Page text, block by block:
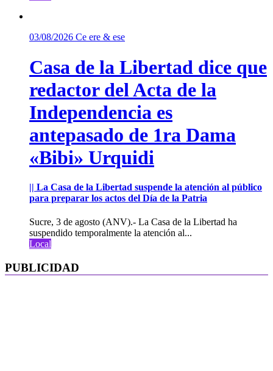
03/08/2026 Ce ere & ese
Casa de la Libertad dice que
redactor del Acta de la
Independencia es
antepasado de 1ra Dama
«Bibi» Urquidi
|| La Casa de la Libertad suspende la atención al público
para preparar los actos del Día de la Patria
Sucre, 3 de agosto (ANV).- La Casa de la Libertad ha
suspendido temporalmente la atención al...
Local
PUBLICIDAD